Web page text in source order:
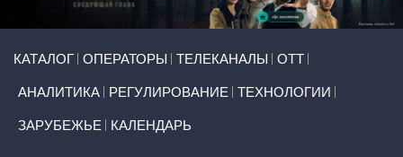
КАТАЛОГ ОПЕРАТОРЫ ТЕЛЕКАНАЛЫ ОТТ
АНАЛИТИКА РЕГУЛИРОВАНИЕ ТЕХНОЛОГИИ
ЗАРУБЕЖЬЕ КАЛЕНДАРЬ